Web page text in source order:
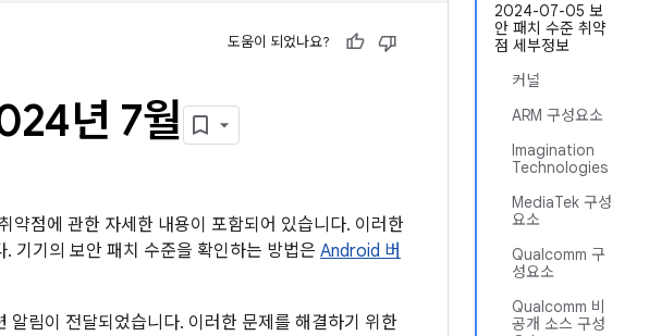
2024-07-05 보
안 패치 수준 취약
점 세부정보
커널
ARM 구성요소
Imagination
Technologies
MediaTek 구성
요소
Qualcomm 구
성요소
Qualcomm 비
공개 소스 구성
도움이 되었나요?
년 7월
점에 관한 자세한 내용이 포함되어 있습니다. 이러한
기의 보안 패치 수준을 확인하는 방법은 Android 버
림이 전달되었습니다. 이러한 문제를 해결하기 위한